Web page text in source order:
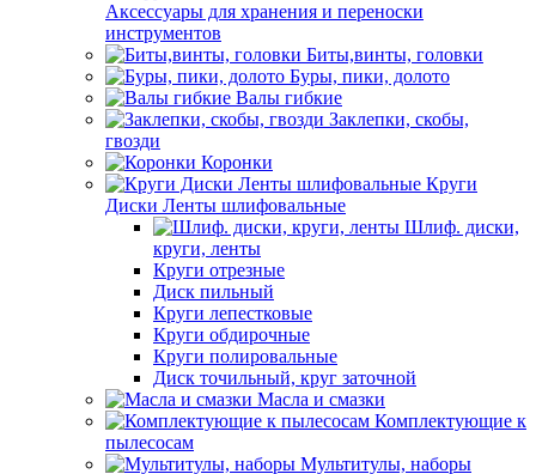
Аксессуары для хранения и переноски
инструментов
Биты,винты, головки
Буры, пики, долото
Валы гибкие
Заклепки, скобы,
гвозди
Коронки
Круги
Диски Ленты шлифовальные
Шлиф. диски,
круги, ленты
Круги отрезные
Диск пильный
Круги лепестковые
Круги обдирочные
Круги полировальные
Диск точильный, круг заточной
Масла и смазки
Комплектующие к
пылесосам
Мультитулы, наборы